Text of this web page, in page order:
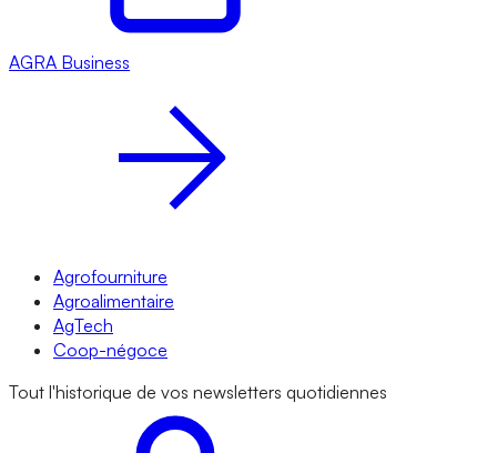
AGRA Business
Agrofourniture
Agroalimentaire
AgTech
Coop-négoce
Tout l'historique de vos newsletters quotidiennes